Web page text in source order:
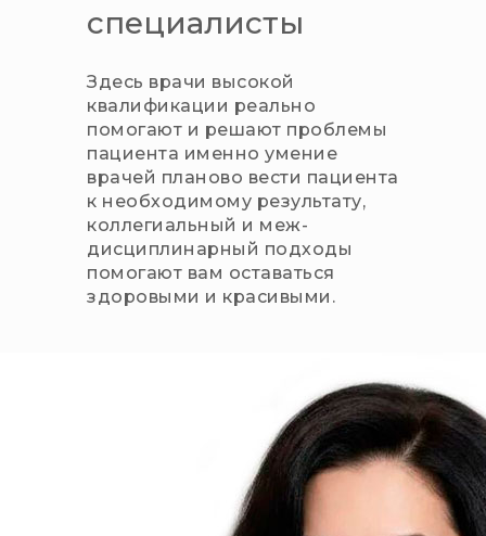
Здесь врачи высокой
квалификации реально
помогают и решают проблемы
пациента именно умение
врачей планово вести пациента
к необходимому результату,
коллегиальный и меж-
дисциплинарный подходы
помогают вам оставаться
здоровыми и красивыми.
специалисты